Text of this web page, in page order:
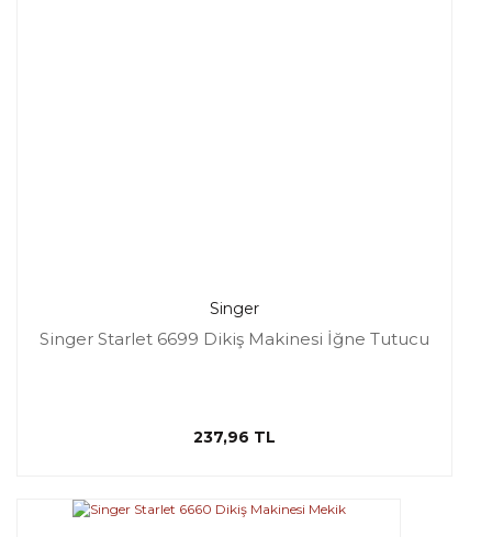
Singer
Singer Starlet 6699 Dikiş Makinesi İğne Tutucu
237,96 TL